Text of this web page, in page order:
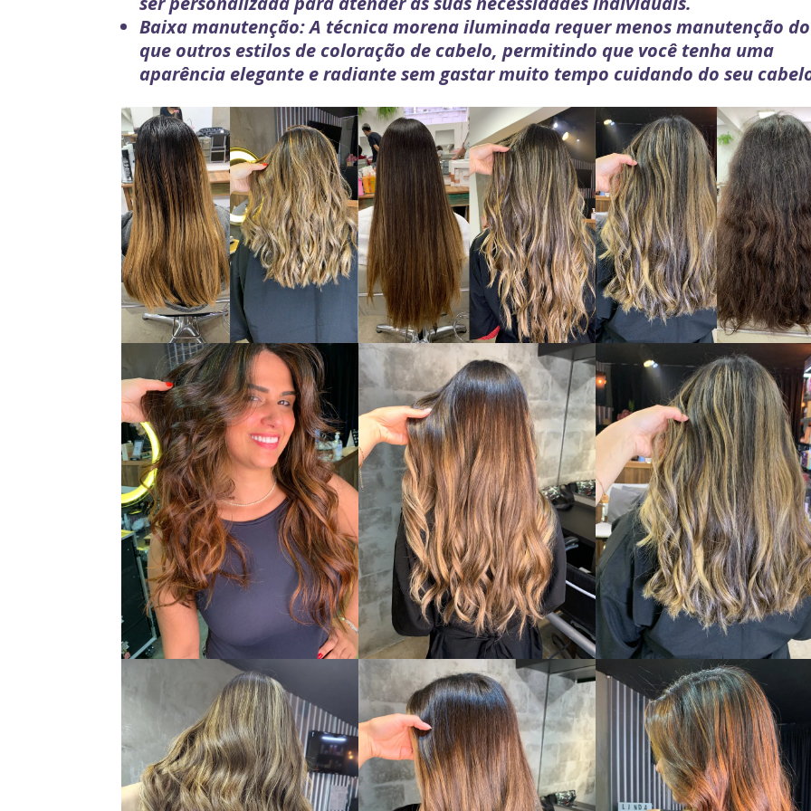
Baixa manutenção: A técnica morena iluminada requer menos manutenção do
que outros estilos de coloração de cabelo, permitindo que você tenha uma
aparência elegante e radiante sem gastar muito tempo cuidando do seu